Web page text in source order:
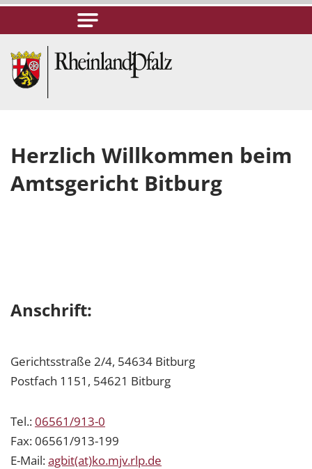
Herzlich Willkommen beim
Amtsgericht Bitburg
Anschrift:
Gerichtsstraße 2/4, 54634 Bitburg
Postfach 1151, 54621 Bitburg
Tel.:06561/913-0
Fax: 06561/913-199
E-Mail:agbit(at)ko.mjv.rlp.de